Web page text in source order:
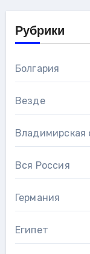
Рубрики
Болгария
Везде
Владимирская
Вся Россия
Германия
Египет